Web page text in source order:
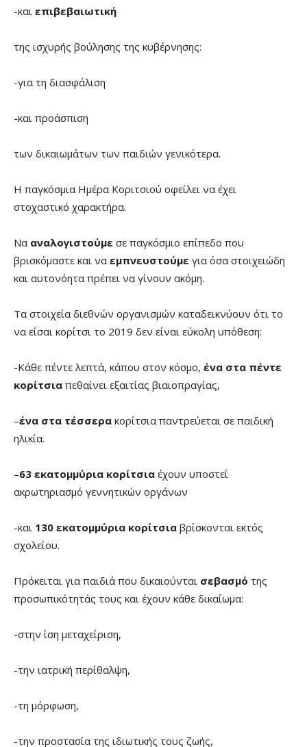
-και επιβεβαιωτική
της ισχυρής βούλησης της κυβέρνησης:
-για τη διασφάλιση
-και προάσπιση
των δικαιωμάτων των παιδιών γενικότερα.
Η παγκόσμια Ημέρα Κοριτσιού οφείλει να έχει
στοχαστικό χαρακτήρα.
Να αναλογιστούμε σε παγκόσμιο επίπεδο που
βρισκόμαστε και να εμπνευστούμε για όσα στοιχειώδη
και αυτονόητα πρέπει να γίνουν ακόμη.
Τα στοιχεία διεθνών οργανισμών καταδεικνύουν ότι το
να είσαι κορίτσι το 2019 δεν είναι εύκολη υπόθεση:
-Κάθε πέντε λεπτά, κάπου στον κόσμο, ένα στα πέντε
κορίτσια πεθαίνει εξαιτίας βιαιοπραγίας,
–ένα στα τέσσερα κορίτσια παντρεύεται σε παιδική
ηλικία.
–63 εκατομμύρια κορίτσια έχουν υποστεί
ακρωτηριασμό γεννητικών οργάνων
-και 130 εκατομμύρια κορίτσια βρίσκονται εκτός
σχολείου.
Πρόκειται για παιδιά που δικαιούνται σεβασμό της
προσωπικότητάς τους και έχουν κάθε δικαίωμα:
-στην ίση μεταχείριση,
-την ιατρική περίθαλψη,
-τη μόρφωση,
-την προστασία της ιδιωτικής τους ζωής,